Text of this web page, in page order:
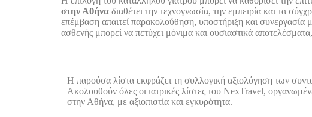
στην Αθήνα διαθέτει την τεχνογνωσία, την εμπειρία και τα
επέμβαση απαιτεί παρακολούθηση, υποστήριξη και συνεργασία
ασθενής μπορεί να πετύχει μόνιμα και ουσιαστικά
Η παρούσα λίστα εκφράζει τη συλλογική αξιολόγηση των
Ακολουθoύν όλες οι ιατρικές λίστες του NexTravel,
στην Αθήνα, με αξιοπιστία και εγκυρότητα.